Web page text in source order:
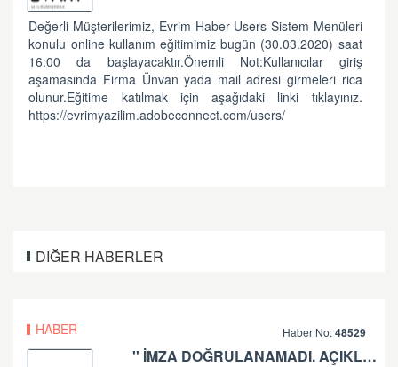
Değerli Müşterilerimiz, Evrim Haber Users Sistem Menüleri
konulu online kullanım eğitimimiz bugün (30.03.2020) saat
16:00 da başlayacaktır.Önemli Not:Kullanıcılar giriş
aşamasında Firma Ünvan yada mail adresi girmeleri rica
olunur.Eğitime katılmak için aşağıdaki linki tıklayınız.
https://evrimyazilim.adobeconnect.com/users/
DIĞER HABERLER
HABER Haber No:48529
'' İMZA DOĞRULANAMADI. AÇIKLAMA: İMZA FORMATI YANLIŞ.'' HATASI HK